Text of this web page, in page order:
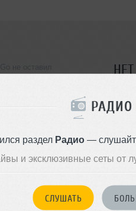
РАДИО
раздел Радио—
и эксклюзивные сеты от
СЛУШАТЬ